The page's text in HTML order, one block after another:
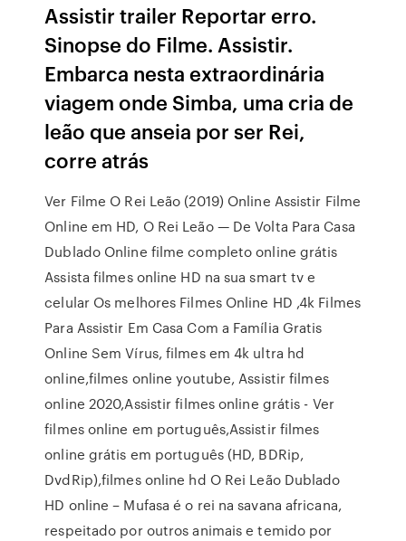
Assistir trailer Reportar erro.
Sinopse do Filme. Assistir.
Embarca nesta extraordinária
viagem onde Simba, uma cria de
leão que anseia por ser Rei,
corre atrás
Ver Filme O Rei Leão (2019) Online Assistir Filme
Online em HD, O Rei Leão — De Volta Para Casa
Dublado Online filme completo online grátis
Assista filmes online HD na sua smart tv e
celular Os melhores Filmes Online HD ,4k Filmes
Para Assistir Em Casa Com a Família Gratis
Online Sem Vírus, filmes em 4k ultra hd
online,filmes online youtube, Assistir filmes
online 2020,Assistir filmes online grátis - Ver
filmes online em português,Assistir filmes
online grátis em português (HD, BDRip,
DvdRip),filmes online hd O Rei Leão Dublado
HD online – Mufasa é o rei na savana africana,
respeitado por outros animais e temido por